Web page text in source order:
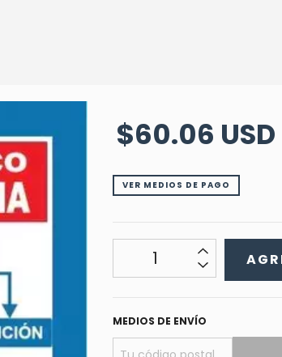
$60.06 USD
VER MEDIOS DE PAGO
MEDIOS DE ENVÍO